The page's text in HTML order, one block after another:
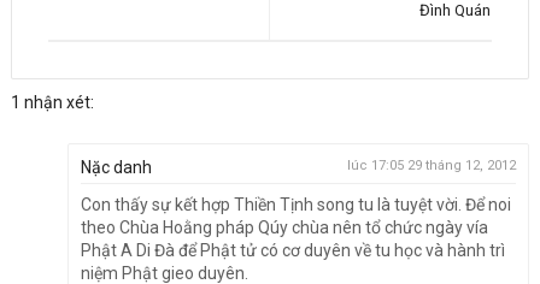
Đình Quán
1 nhận xét:
Nặc danh lúc 17:05 29 tháng 12, 2012
Con thấy sự kết hợp Thiền Tịnh song tu là tuyệt vời. Để noi
theo Chùa Hoằng pháp Qúy chùa nên tổ chức ngày vía
Phật A Di Đà để Phật tử có cơ duyên về tu học và hành trì
niệm Phật gieo duyên.